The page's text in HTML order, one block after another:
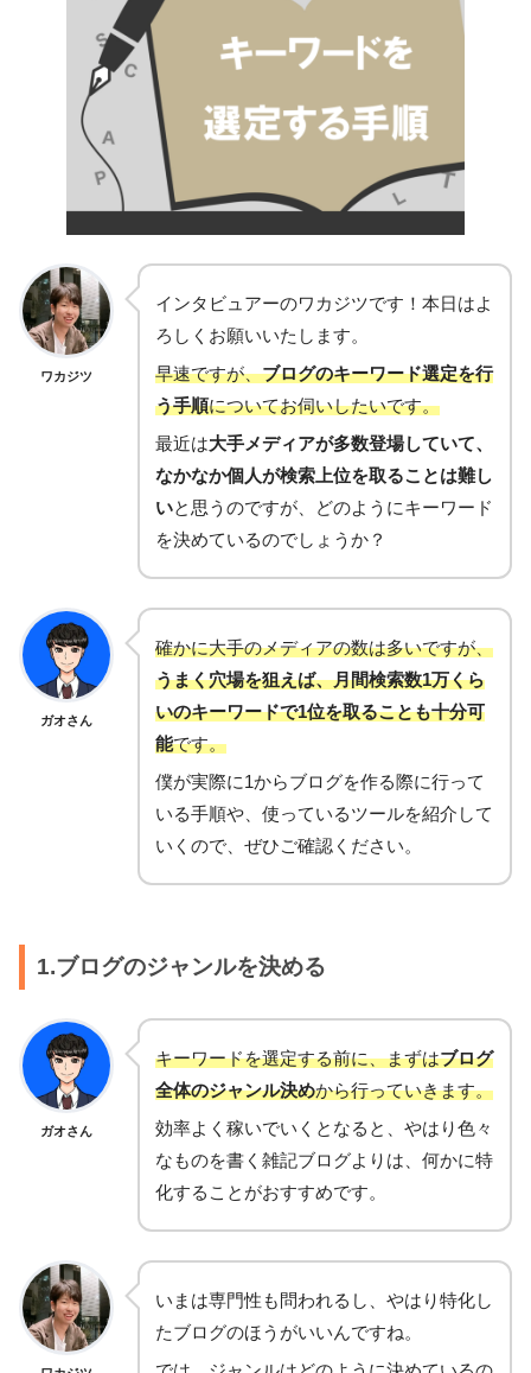
ワカジツ
インタビュアーのワカジツです！本日はよ
ろしくお願いいたします。
早速ですが、ブログのキーワード選定を行
う手順についてお伺いしたいです。
最近は大手メディアが多数登場していて、
なかなか個人が検索上位を取ることは難し
いと思うのですが、どのようにキーワード
を決めているのでしょうか？
ガオさん
確かに大手のメディアの数は多いですが、
うまく穴場を狙えば、月間検索数1万くら
いのキーワードで1位を取ることも十分可
能です。
僕が実際に1からブログを作る際に行って
いる手順や、使っているツールを紹介して
いくので、ぜひご確認ください。
1.ブログのジャンルを決める
ガオさん
キーワードを選定する前に、まずはブログ
全体のジャンル決めから行っていきます。
効率よく稼いでいくとなると、やはり色々
なものを書く雑記ブログよりは、何かに特
化することがおすすめです。
いまは専門性も問われるし、やはり特化し
たブログのほうがいいんですね。